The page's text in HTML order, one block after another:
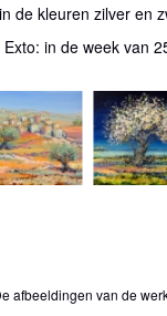
de kleuren zilver en
in de week van
van de